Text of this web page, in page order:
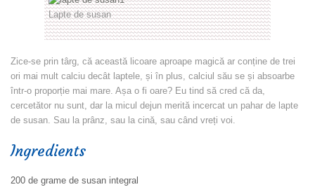
Lapte de susan
Zice-se prin târg, că această licoare aproape magică ar conține de trei
ori mai mult calciu decât laptele, și în plus, calciul său se și absoarbe
într-o proporție mai mare. Așa o fi oare? Eu tind să cred că da,
cercetător nu sunt, dar la micul dejun merită incercat un pahar de lapte
de susan. Sau la prânz, sau la cină, sau când vreți voi.
Ingredients
200 de grame de susan integral